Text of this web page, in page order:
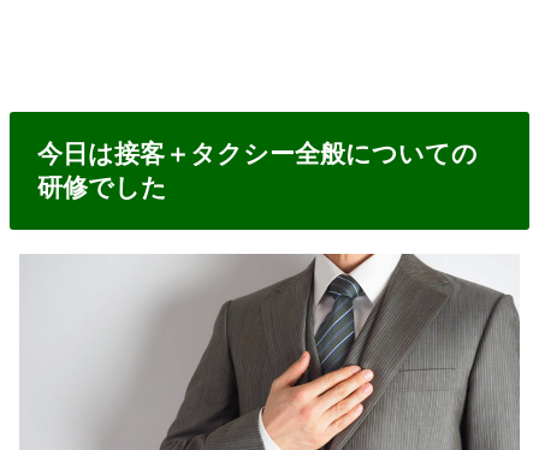
今日は接客＋タクシー全般についての
研修でした